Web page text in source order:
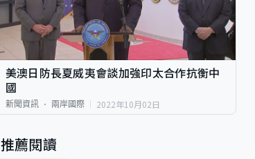
美澳日防長夏威夷會談加強印太合作抗衡中
國
新聞資訊 兩岸國際 2022年10月02日
推薦閱讀